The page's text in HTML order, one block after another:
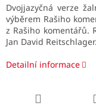
Dvojjazyčná verze
výběrem Rašiho
z Rašiho komentářů.
Jan David Reitschlager.
Detailní informace